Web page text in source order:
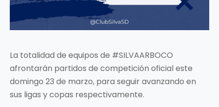
La totalidad de equipos de #SILVAARBOCO
afrontarán partidos de competición oficial este
domingo 23 de marzo, para seguir avanzando en
sus ligas y copas respectivamente.